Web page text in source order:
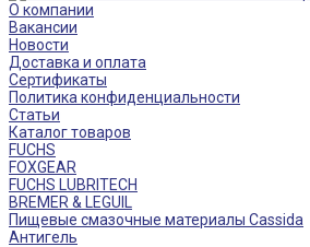
О компании
Вакансии
Новости
Доставка и оплата
Сертификаты
Политика конфиденциальности
Статьи
Каталог товаров
FUCHS
FOXGEAR
FUCHS LUBRITECH
BREMER & LEGUIL
Пищевые смазочные материалы Cassida
Антигель